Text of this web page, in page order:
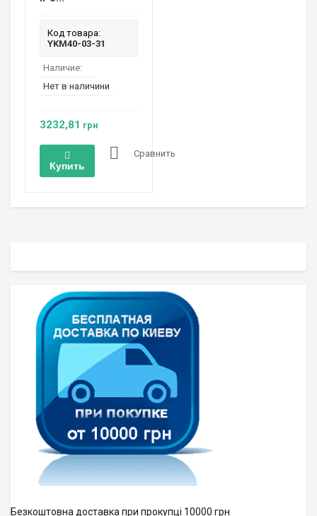
Код товара:
YKM40-03-31
Наличие:
Нет в наличини
3232,81 грн
Купить
Сравнить
Безкоштовна доставка при прокупці 10000 грн